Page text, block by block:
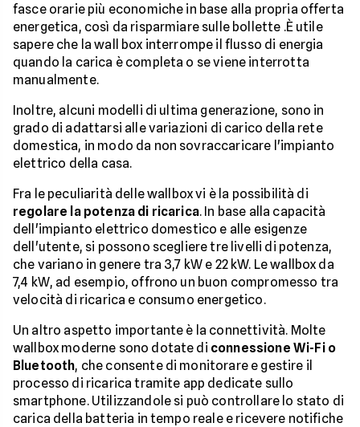
fasce orarie più economiche in base alla propria offerta
energetica, così da risparmiare sulle bollette .È utile
sapere che la wall box interrompe il flusso di energia
quando la carica è completa o se viene interrotta
manualmente.
Inoltre, alcuni modelli di ultima generazione, sono in
grado di adattarsi alle variazioni di carico della rete
domestica, in modo da non sovraccaricare l'impianto
elettrico della casa.
Fra le peculiarità delle wallbox vi è la possibilità di
regolare la potenza di ricarica. In base alla capacità
dell'impianto elettrico domestico e alle esigenze
dell'utente, si possono scegliere tre livelli di potenza,
che variano in genere tra 3,7 kW e 22 kW. Le wallbox da
7,4 kW, ad esempio, offrono un buon compromesso tra
velocità di ricarica e consumo energetico.
Un altro aspetto importante è la connettività. Molte
wallbox moderne sono dotate di connessione Wi-Fi o
Bluetooth, che consente di monitorare e gestire il
processo di ricarica tramite app dedicate sullo
smartphone. Utilizzandole si può controllare lo stato di
carica della batteria in tempo reale e ricevere notifiche